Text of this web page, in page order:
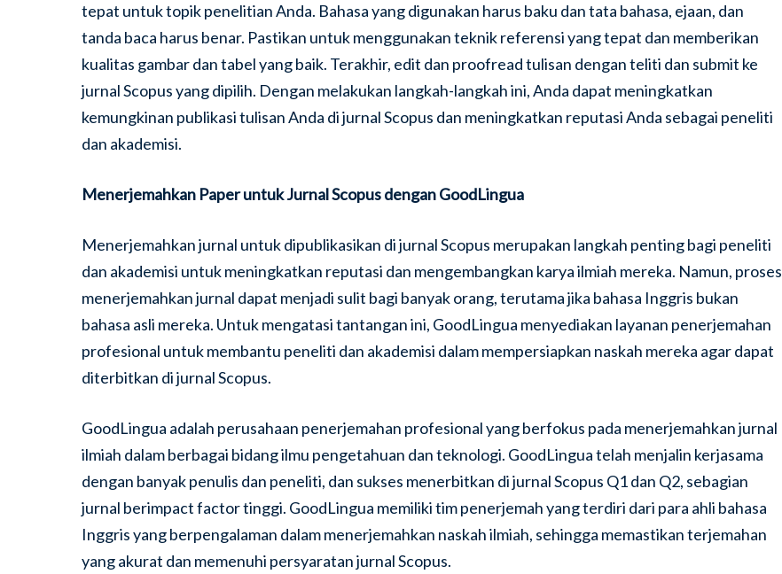
tepat untuk topik penelitian Anda. Bahasa yang digunakan harus baku dan tata bahasa, ejaan, dan
tanda baca harus benar. Pastikan untuk menggunakan teknik referensi yang tepat dan memberikan
kualitas gambar dan tabel yang baik. Terakhir, edit dan proofread tulisan dengan teliti dan submit ke
jurnal Scopus yang dipilih. Dengan melakukan langkah-langkah ini, Anda dapat meningkatkan
kemungkinan publikasi tulisan Anda di jurnal Scopus dan meningkatkan reputasi Anda sebagai peneliti
dan akademisi.
Menerjemahkan Paper untuk Jurnal Scopus dengan GoodLingua
Menerjemahkan jurnal untuk dipublikasikan di jurnal Scopus merupakan langkah penting bagi peneliti
dan akademisi untuk meningkatkan reputasi dan mengembangkan karya ilmiah mereka. Namun, proses
menerjemahkan jurnal dapat menjadi sulit bagi banyak orang, terutama jika bahasa Inggris bukan
bahasa asli mereka. Untuk mengatasi tantangan ini, GoodLingua menyediakan layanan penerjemahan
profesional untuk membantu peneliti dan akademisi dalam mempersiapkan naskah mereka agar dapat
diterbitkan di jurnal Scopus.
GoodLingua adalah perusahaan penerjemahan profesional yang berfokus pada menerjemahkan jurnal
ilmiah dalam berbagai bidang ilmu pengetahuan dan teknologi. GoodLingua telah menjalin kerjasama
dengan banyak penulis dan peneliti, dan sukses menerbitkan di jurnal Scopus Q1 dan Q2, sebagian
jurnal berimpact factor tinggi. GoodLingua memiliki tim penerjemah yang terdiri dari para ahli bahasa
Inggris yang berpengalaman dalam menerjemahkan naskah ilmiah, sehingga memastikan terjemahan
yang akurat dan memenuhi persyaratan jurnal Scopus.